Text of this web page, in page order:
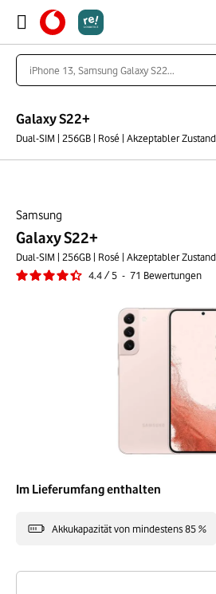
Galaxy S22+
Dual-SIM | 256GB | Rosé | Akzeptabler Zustand
Samsung
Galaxy S22+
Dual-SIM | 256GB | Rosé | Akzeptabler Zustand
4.4/5 - 71 Bewertungen
Im Lieferumfang enthalten
Akkukapazität von mindestens 85 %